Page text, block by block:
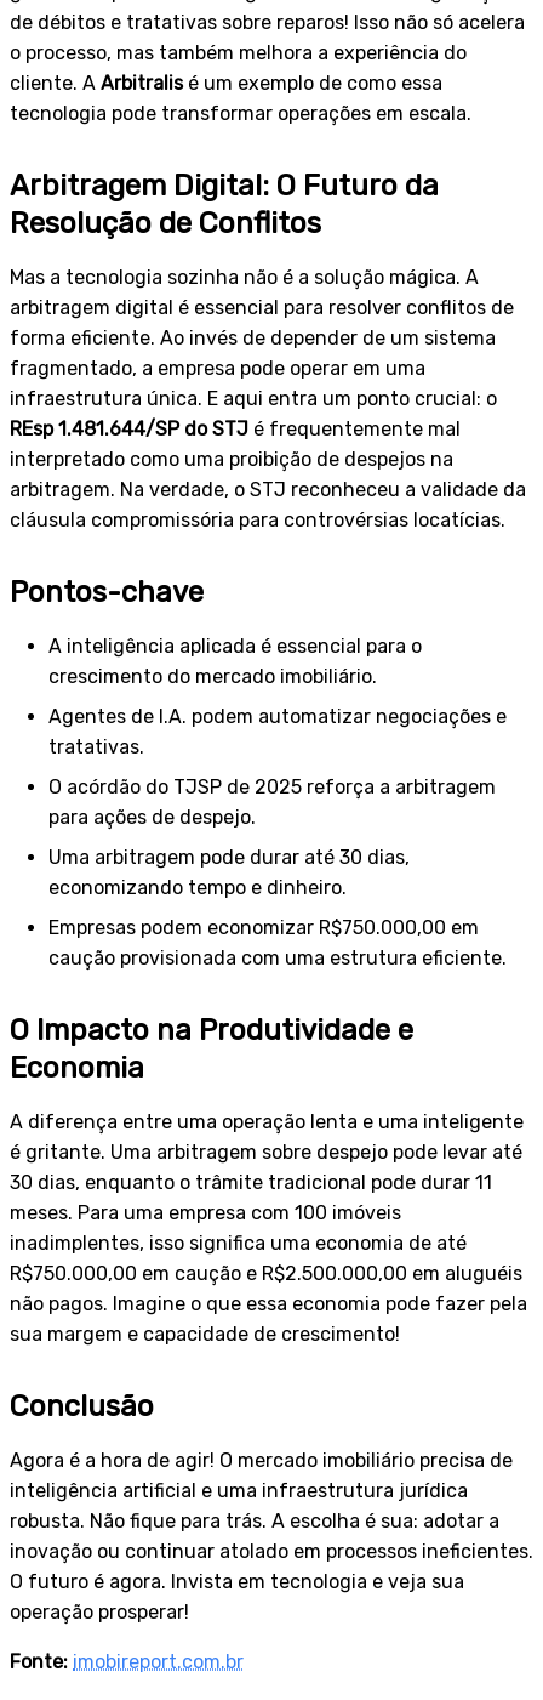
de débitos e tratativas sobre reparos! Isso não só acelera
o processo, mas também melhora a experiência do
cliente. A Arbitralisé um exemplo de como essa
tecnologia pode transformar operações em escala.
Arbitragem Digital: O Futuro da
Resolução de Conflitos
Mas a tecnologia sozinha não é a solução mágica. A
arbitragem digital é essencial para resolver conflitos de
forma eficiente. Ao invés de depender de um sistema
fragmentado, a empresa pode operar em uma
infraestrutura única. E aqui entra um ponto crucial: o
REsp 1.481.644/SP do STJ é frequentemente mal
interpretado como uma proibição de despejos na
arbitragem. Na verdade, o STJ reconheceu a validade da
cláusula compromissória para controvérsias locatícias.
Pontos-chave
A inteligência aplicada é essencial para o
crescimento do mercado imobiliário.
Agentes de I.A. podem automatizar negociações e
tratativas.
O acórdão do TJSP de 2025 reforça a arbitragem
para ações de despejo.
Uma arbitragem pode durar até 30 dias,
economizando tempo e dinheiro.
Empresas podem economizar R$750.000,00 em
caução provisionada com uma estrutura eficiente.
O Impacto na Produtividade e
Economia
A diferença entre uma operação lenta e uma inteligente
é gritante. Uma arbitragem sobre despejo pode levar até
30 dias, enquanto o trâmite tradicional pode durar 11
meses. Para uma empresa com 100 imóveis
inadimplentes, isso significa uma economia de até
R$750.000,00 em caução e R$2.500.000,00 em aluguéis
não pagos. Imagine o que essa economia pode fazer pela
sua margem e capacidade de crescimento!
Conclusão
Agora é a hora de agir! O mercado imobiliário precisa de
inteligência artificial e uma infraestrutura jurídica
robusta. Não fique para trás. A escolha é sua: adotar a
inovação ou continuar atolado em processos ineficientes.
O futuro é agora. Invista em tecnologia e veja sua
operação prosperar!
Fonte: imobireport.com.br